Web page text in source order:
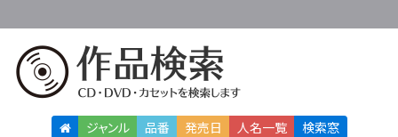
ジャンル 品番 発売日 人名一覧 検索窓